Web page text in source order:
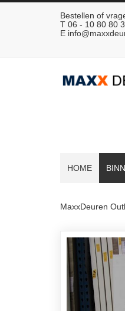
Bestellen of
T 06 - 10 80 80
E
HOME
MaxxDeuren